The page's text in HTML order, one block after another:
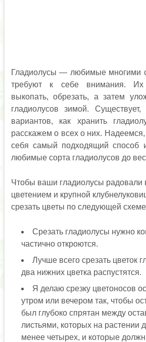
Гладиолусы — любимые многими
требуют к себе внимания.
выкопать, обрезать, а затем
гладиолусов зимой.
вариантов, как хранить
расскажем о всех о них.
себя самый подходящий способ
любимые сорта гладиолусов до
Чтобы ваши гладиолусы радовали
цветением и крупной
срезать цветы по следующей
Срезать гладиолусы нужно
частично откроются.
Лучше всего срезать цветок
два нижних цветка распустятся.
Я делаю срезку цветоносов
утром или вечером так, чтобы
был глубоко спрятан между
листьями, которых на растении
менее четырех, и которые